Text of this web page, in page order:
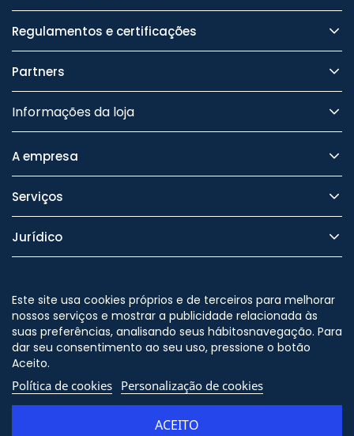
Regulamentos e certificações
Partners
Informações da loja
A empresa
Serviços
Jurídico
Este site usa cookies próprios e de terceiros para melhorar
nossos serviços e mostrar a publicidade relacionada às
suas preferências, analisando seus hábitosnavegação. Para
dar seu consentimento ao seu uso, pressione o botão
Aceito.
Política de cookies Personalização de cookies
ACEITO
Nos siga no
© Copyright - ORION91 - CIF